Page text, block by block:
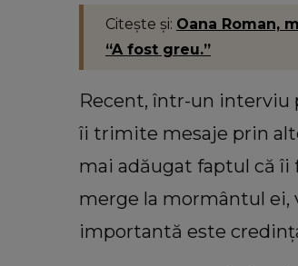
Citește și: Oana Roman,
“A fost greu.”
Recent, într-un interviu
îi trimite mesaje prin
mai adăugat faptul că îi
merge la mormântul ei,
importantă este